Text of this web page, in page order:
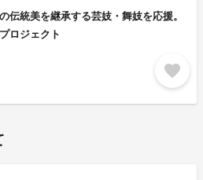
伝統美を継承する芸妓・舞妓を応援。
ロジェクト
favorite